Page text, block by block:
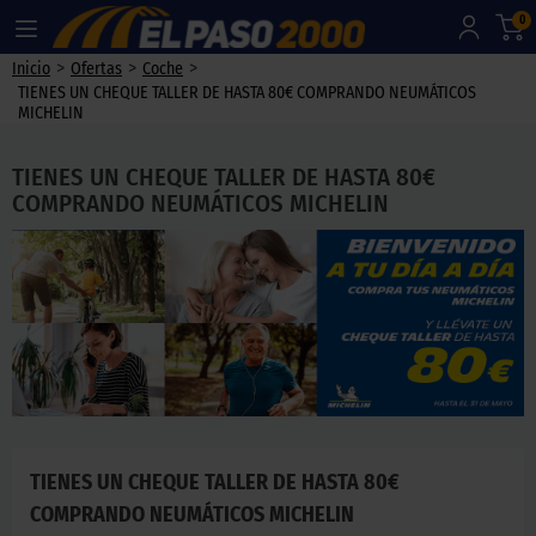
0
Inicio > Ofertas > Coche >
TIENES UN CHEQUE TALLER DE HASTA 80€ COMPRANDO NEUMÁTICOS
MICHELIN
TIENES UN CHEQUE TALLER DE HASTA 80€
COMPRANDO NEUMÁTICOS MICHELIN
TIENES UN CHEQUE TALLER DE HASTA 80€
COMPRANDO NEUMÁTICOS MICHELIN